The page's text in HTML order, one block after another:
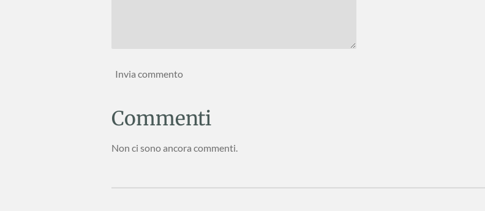
Invia commento
Commenti
Non ci sono ancora commenti.